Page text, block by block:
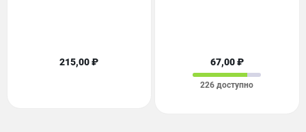
215,00 ₽ 67,00 ₽
226 доступно